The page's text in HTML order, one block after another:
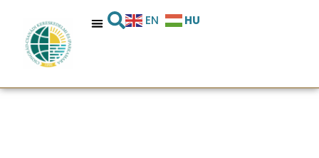
EN HU